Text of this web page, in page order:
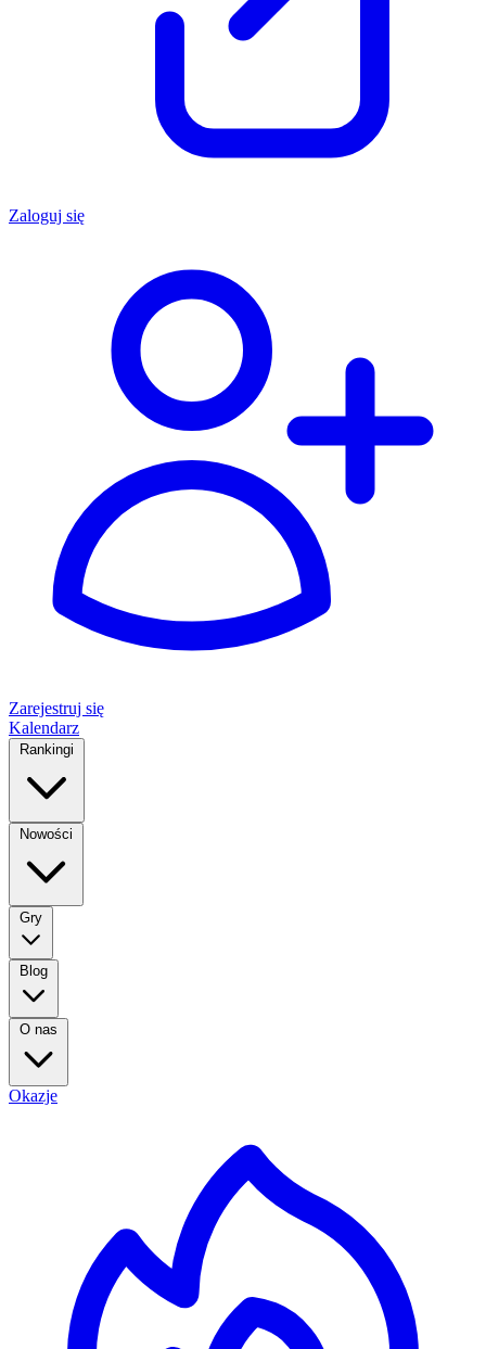
Zaloguj się
Zarejestruj się
Kalendarz
Rankingi
Nowości
Gry
Blog
O nas
Okazje